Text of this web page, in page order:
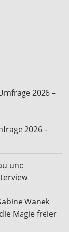
2026 –
2026 –
und
Wanek
Magie freier